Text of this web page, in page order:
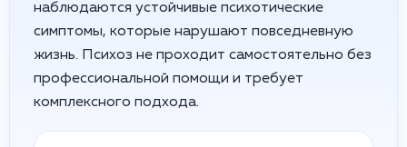
наблюдаются устойчивые психотические
симптомы, которые нарушают повседневную
жизнь. Психоз не проходит самостоятельно без
профессиональной помощи и требует
комплексного подхода.